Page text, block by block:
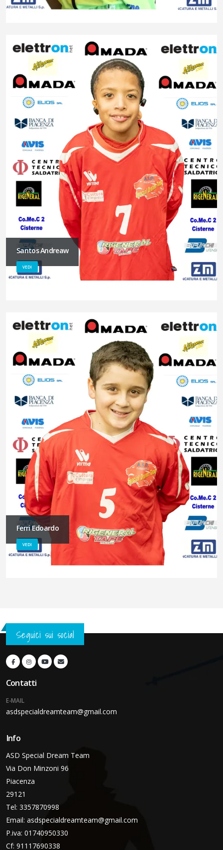
Santos Andreaw
VEDI
Ferri Edoardo
VEDI
Seguici sui social
Contatti
E-MAIL
asdspecialdreamteam@gmail.com
Info
ASD Special Dream Team
Via Don Minzoni 96
Piacenza
29121
Tel: 3357870998
Email: asdspecialdreamteam@gmail.com
P.iva: 01740950330
Cf: 91117690338